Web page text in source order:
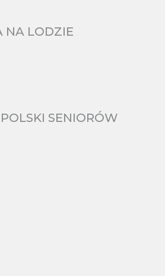
NA LODZIE
SENIORÓW